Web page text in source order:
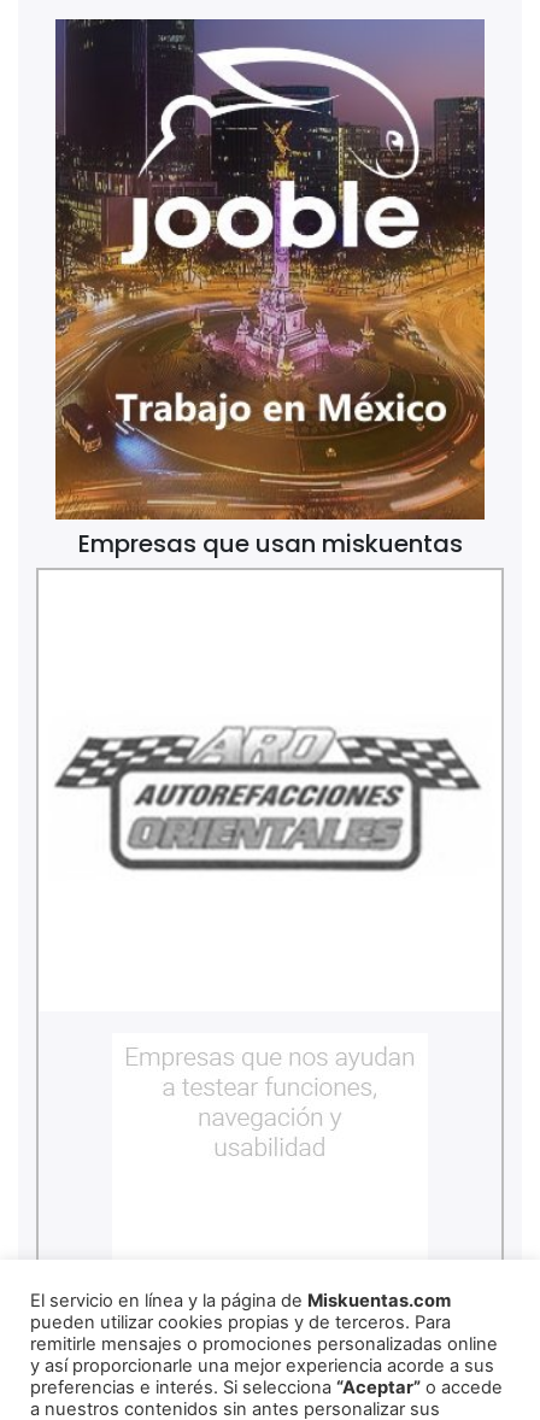
Empresas que usan miskuentas
REDES SOCIALES
El servicio en línea y la página de Miskuentas.com
pueden utilizar cookies propias y de terceros. Para
remitirle mensajes o promociones personalizadas online
y así proporcionarle una mejor experiencia acorde a sus
preferencias e interés. Si selecciona “Aceptar” o accede
a nuestros contenidos sin antes personalizar sus